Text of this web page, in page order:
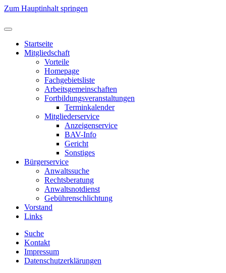
Zum Hauptinhalt springen
Startseite
Mitgliedschaft
Vorteile
Homepage
Fachgebietsliste
Arbeitsgemeinschaften
Fortbildungsveranstaltungen
Terminkalender
Mitgliederservice
Anzeigenservice
BAV-Info
Gericht
Sonstiges
Bürgerservice
Anwaltssuche
Rechtsberatung
Anwaltsnotdienst
Gebührenschlichtung
Vorstand
Links
Suche
Kontakt
Impressum
Datenschutzerklärungen